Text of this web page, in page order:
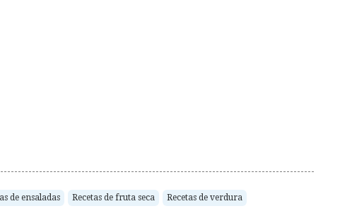
de ensaladas Recetas de fruta seca Recetas de verdura